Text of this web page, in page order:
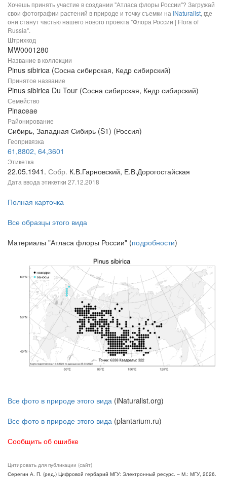
Хочешь принять участие в создании "Атласа флоры России"? Загружай
свои фотографии растений в природе и точку съемки на iNaturalist, где
они станут частью нашего нового проекта "Флора России | Flora of
Russia".
Штрихкод
MW0001280
Название в коллекции
Pinus sibirica (Сосна сибирская, Кедр сибирский)
Принятое название
Pinus sibirica Du Tour (Сосна сибирская, Кедр сибирский)
Семейство
Pinaceae
Районирование
Сибирь, Западная Сибирь (S1) (Россия)
Геопривязка
61,8802, 64,3601
Этикетка
22.05.1941. Собр. К.В.Гарновский, Е.В.Дорогостайская
Дата ввода этикетки 27.12.2018
Полная карточка
Все образцы этого вида
Материалы "Атласа флоры России" (подробности)
Все фото в природе этого вида (iNaturalist.org)
Все фото в природе этого вида (plantarium.ru)
Сообщить об ошибке
Цитировать для публикации (сайт)
Серегин А. П. (ред.) Цифровой гербарий МГУ: Электронный ресурс. – М.: МГУ, 2026.